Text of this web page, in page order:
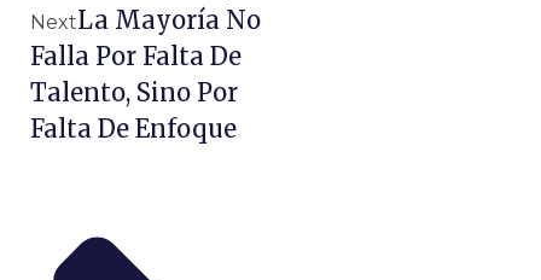
NextLa Mayoría No
Falla Por Falta De
Talento, Sino Por
Falta De Enfoque